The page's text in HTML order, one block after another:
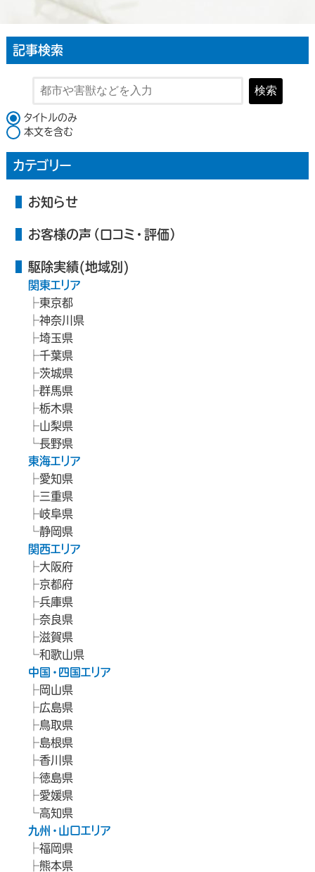
記事検索
検索
検索対象
タイトルのみ
本文を含む
カテゴリー
お知らせ
お客様の声（口コミ・評価）
駆除実績(地域別)
関東エリア
東京都
神奈川県
埼玉県
千葉県
茨城県
群馬県
栃木県
山梨県
長野県
東海エリア
愛知県
三重県
岐阜県
静岡県
関西エリア
大阪府
京都府
兵庫県
奈良県
滋賀県
和歌山県
中国・四国エリア
岡山県
広島県
鳥取県
島根県
香川県
徳島県
愛媛県
高知県
九州・山口エリア
福岡県
熊本県